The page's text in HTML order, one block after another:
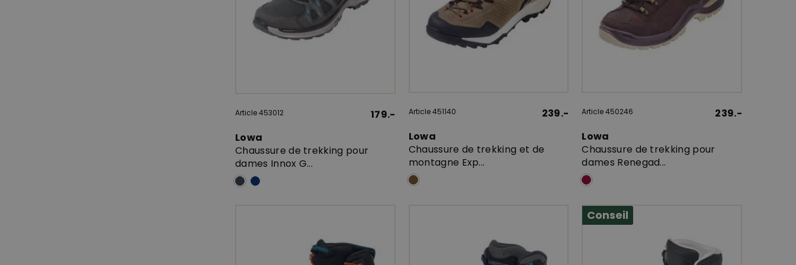
Article 453012
179.-
Lowa
Chaussure de trekking pour
dames Innox G...
Article 451140
239.-
Lowa
Chaussure de trekking et de
montagne Exp...
Article 450246
239.-
Lowa
Chaussure de trekking pour
dames Renegad...
Conseil